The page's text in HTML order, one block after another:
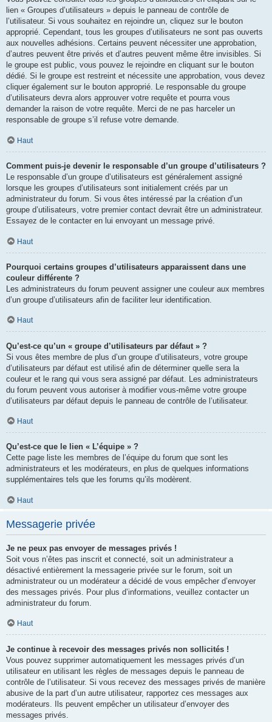
lien « Groupes d’utilisateurs » depuis le panneau de contrôle de
l’utilisateur. Si vous souhaitez en rejoindre un, cliquez sur le bouton
approprié. Cependant, tous les groupes d’utilisateurs ne sont pas ouverts
aux nouvelles adhésions. Certains peuvent nécessiter une approbation,
d’autres peuvent être privés et d’autres peuvent même être invisibles. Si
le groupe est public, vous pouvez le rejoindre en cliquant sur le bouton
dédié. Si le groupe est restreint et nécessite une approbation, vous devez
cliquer également sur le bouton approprié. Le responsable du groupe
d’utilisateurs devra alors approuver votre requête et pourra vous
demander la raison de votre requête. Merci de ne pas harceler un
responsable de groupe s’il refuse votre demande.
Haut
Comment puis-je devenir le responsable d’un groupe d’utilisateurs ?
Le responsable d’un groupe d’utilisateurs est généralement assigné
lorsque les groupes d’utilisateurs sont initialement créés par un
administrateur du forum. Si vous êtes intéressé par la création d’un
groupe d’utilisateurs, votre premier contact devrait être un administrateur.
Essayez de le contacter en lui envoyant un message privé.
Haut
Pourquoi certains groupes d’utilisateurs apparaissent dans une
couleur différente ?
Les administrateurs du forum peuvent assigner une couleur aux membres
d’un groupe d’utilisateurs afin de faciliter leur identification.
Haut
Qu’est-ce qu’un « groupe d’utilisateurs par défaut » ?
Si vous êtes membre de plus d’un groupe d’utilisateurs, votre groupe
d’utilisateurs par défaut est utilisé afin de déterminer quelle sera la
couleur et le rang qui vous sera assigné par défaut. Les administrateurs
du forum peuvent vous autoriser à modifier vous-même votre groupe
d’utilisateurs par défaut depuis le panneau de contrôle de l’utilisateur.
Haut
Qu’est-ce que le lien « L’équipe » ?
Cette page liste les membres de l’équipe du forum que sont les
administrateurs et les modérateurs, en plus de quelques informations
supplémentaires tels que les forums qu’ils modèrent.
Haut
Messagerie privée
Je ne peux pas envoyer de messages privés !
Soit vous n’êtes pas inscrit et connecté, soit un administrateur a
désactivé entièrement la messagerie privée sur le forum, soit un
administrateur ou un modérateur a décidé de vous empêcher d’envoyer
des messages privés. Pour plus d’informations, veuillez contacter un
administrateur du forum.
Haut
Je continue à recevoir des messages privés non sollicités !
Vous pouvez supprimer automatiquement les messages privés d’un
utilisateur en utilisant les règles de messages depuis le panneau de
contrôle de l’utilisateur. Si vous recevez des messages privés de manière
abusive de la part d’un autre utilisateur, rapportez ces messages aux
modérateurs. Ils peuvent empêcher un utilisateur d’envoyer des
messages privés.